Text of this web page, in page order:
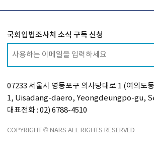
07233 서울시 영등포구 의사당대로 1 (여의도
1, Uisadang-daero, Yeongdeungpo-gu,
대표전화 : 02) 6788-4510
COPYRIGHT © NARS ALL RIGHTS RESERVED
국회입법조사처 소식 구독 신청